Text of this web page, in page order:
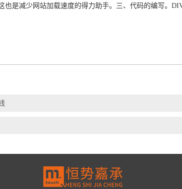
也是减少网站加载速度的得力助手。三、代码的编写。